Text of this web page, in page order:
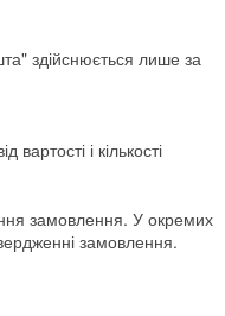
здійснюється лише за
і кількості
замовлення. У окремих
замовлення.